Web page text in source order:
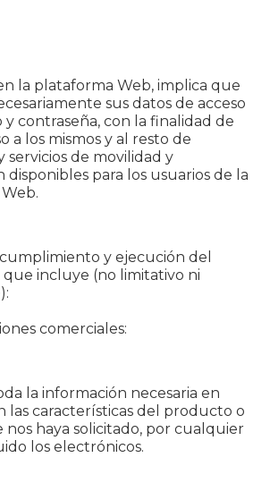
la plataforma Web, implica que
sus datos de acceso
y contraseña, con la finalidad de
a los mismos y al resto de
servicios de movilidad y
disponibles para los usuarios de la
y ejecución del
incluye (no limitativo ni
comerciales:
la información necesaria en
las características del producto o
nos haya solicitado, por cualquier
los electrónicos.